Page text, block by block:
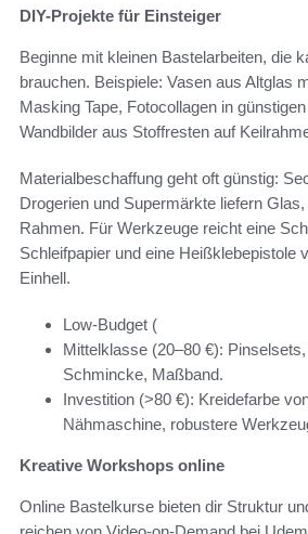
DIY-Projekte für Einsteiger
Beginne mit kleinen Bastelarbeiten, die
brauchen. Beispiele: Vasen aus Altglas
Masking Tape, Fotocollagen in
Wandbilder aus Stoffresten auf
Materialbeschaffung geht oft günstig:
Drogerien und Supermärkte liefern
Rahmen. Für Werkzeuge reicht eine
Schleifpapier und eine Heißklebepistole
Einhell.
Low-Budget (
Mittelklasse (20–80 €):
Schmincke, Maßband.
Investition (>80 €): Kreidefarbe
Nähmaschine, robustere
Kreative Workshops online
Online Bastelkurse bieten dir Struktur